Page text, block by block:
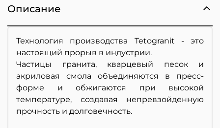
Описание
Технология производства Tetogranit - это
настоящий прорыв в индустрии.
Частицы гранита, кварцевый песок и
акриловая смола объединяются в пресс-
форме и обжигаются при высокой
температуре, создавая непревзойденную
прочность и долговечность.